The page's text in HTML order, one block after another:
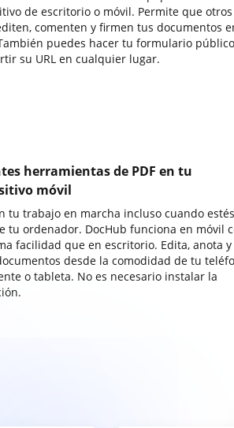
de escritorio o móvil. Permite que otros
comenten y firmen tus documentos
puedes hacer tu formulario
su URL en cualquier lugar.
herramientas de PDF en tu
móvil
tu trabajo en marcha incluso cuando estés
tu ordenador. DocHub funciona en móvil
facilidad que en escritorio. Edita, anota y
desde la comodidad de tu
o tableta. No es necesario instalar la